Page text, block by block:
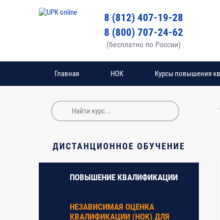
8 (812) 407-19-28
8 (800) 707-24-62
(бесплатно по России)
Главная НОК Курсы повышения
п
Введение в курс
1. Нормативно-правовые основы проектирования
ДИСТАНЦИОННОЕ ОБУЧЕНИЕ
ПОВЫШЕНИЕ КВАЛИФИКАЦИИ
НЕЗАВИСИМАЯ ОЦЕНКА
КВАЛИФИКАЦИИ (НОК) ДЛЯ